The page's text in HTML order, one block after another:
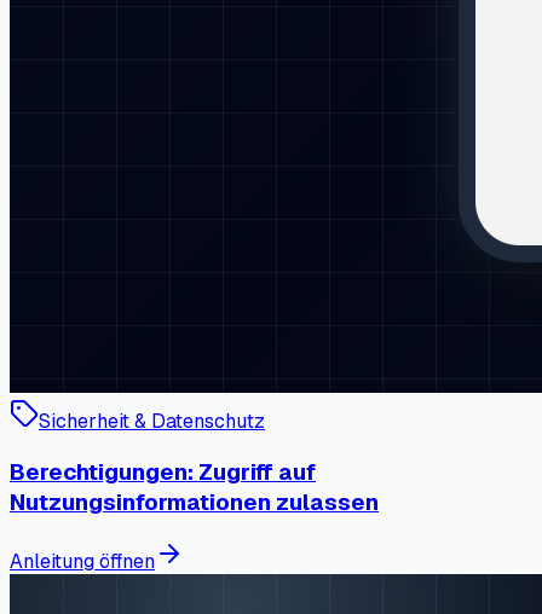
Sicherheit & Datenschutz
Berechtigungen: Zugriff auf
Nutzungsinformationen zulassen
Anleitung öffnen